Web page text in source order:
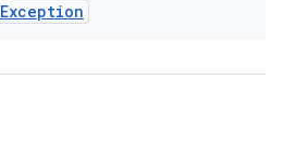
Exception